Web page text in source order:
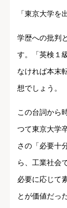
「東京大学を
学歴への批判
す。「英検１
なければ本末
想でしょう。
この台詞から
つて東京大学
さの「必要十
ら、工業社会
必要に応じて
とが価値だっ